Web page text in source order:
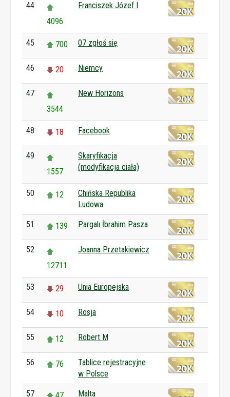
44
4096
Franciszek Józef I
45 700 07 zgłoś się
46 20 Niemcy
47
3544
New Horizons
48 18 Facebook
49
1557
Skaryfikacja
(modyfikacja ciała)
50 12
Chińska Republika
Ludowa
51 139 Pargalı İbrahim Pasza
52
12711
Joanna Przetakiewicz
53 29 Unia Europejska
54 10 Rosja
55 12 Robert M
56 76
Tablice rejestracyjne
w Polsce
57 Malta